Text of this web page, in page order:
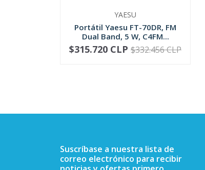
YAESU
Portátil Yaesu FT-70DR, FM
Dual Band, 5 W, C4FM...
+
-
$315.720 CLP $332.456 CLP
Suscríbase a nuestra lista de
correo electrónico para recibir